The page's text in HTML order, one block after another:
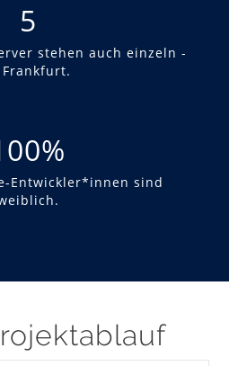
5
stehen auch einzeln -
%
Entwickler*innen sind